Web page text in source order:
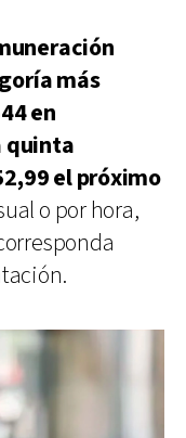
más
en
quinta
el próximo
o por hora,